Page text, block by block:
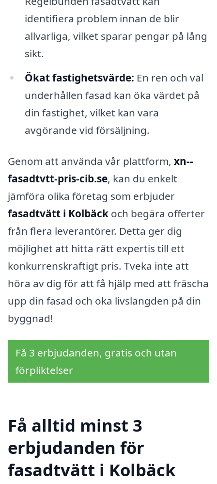
identifiera problem innan de blir
allvarliga, vilket sparar pengar på lång
sikt.
Ökat fastighetsvärde: En ren och väl
underhållen fasad kan öka värdet på
din fastighet, vilket kan vara
avgörande vid försäljning.
Genom att använda vår plattform, xn--
fasadtvtt-pris-cib.se, kan du enkelt
jämföra olika företag som erbjuder
fasadtvätt i Kolbäck och begära offerter
från flera leverantörer. Detta ger dig
möjlighet att hitta rätt expertis till ett
konkurrenskraftigt pris. Tveka inte att
höra av dig för att få hjälp med att fräscha
upp din fasad och öka livslängden på din
byggnad!
Få 3 erbjudanden, gratis och utan
förpliktelser
Få alltid minst 3
erbjudanden för
fasadtvätt i Kolbäck